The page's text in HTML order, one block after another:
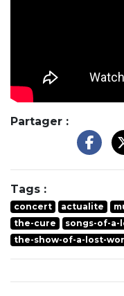
Partager :
Tags :
concert actualite
the-cure
songs-of-a-
the-show-of-a-lost-